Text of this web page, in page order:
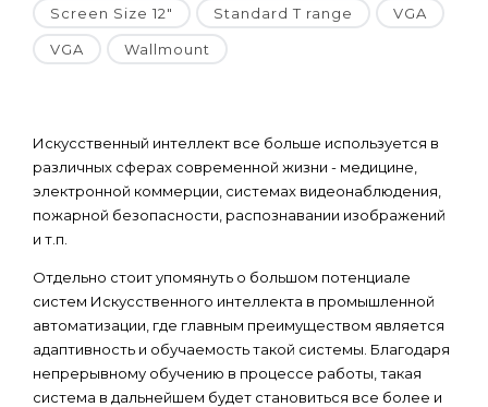
Screen Size 12" Standard T range VGA
VGA Wallmount
Искусственный интеллект все больше используется в
различных сферах современной жизни - медицине,
электронной коммерции, системах видеонаблюдения,
пожарной безопасности, распознавании изображений
и т.п.
Отдельно стоит упомянуть о большом потенциале
систем Искусственного интеллекта в промышленной
автоматизации, где главным преимуществом является
адаптивность и обучаемость такой системы. Благодаря
непрерывному обучению в процессе работы, такая
система в дальнейшем будет становиться все более и